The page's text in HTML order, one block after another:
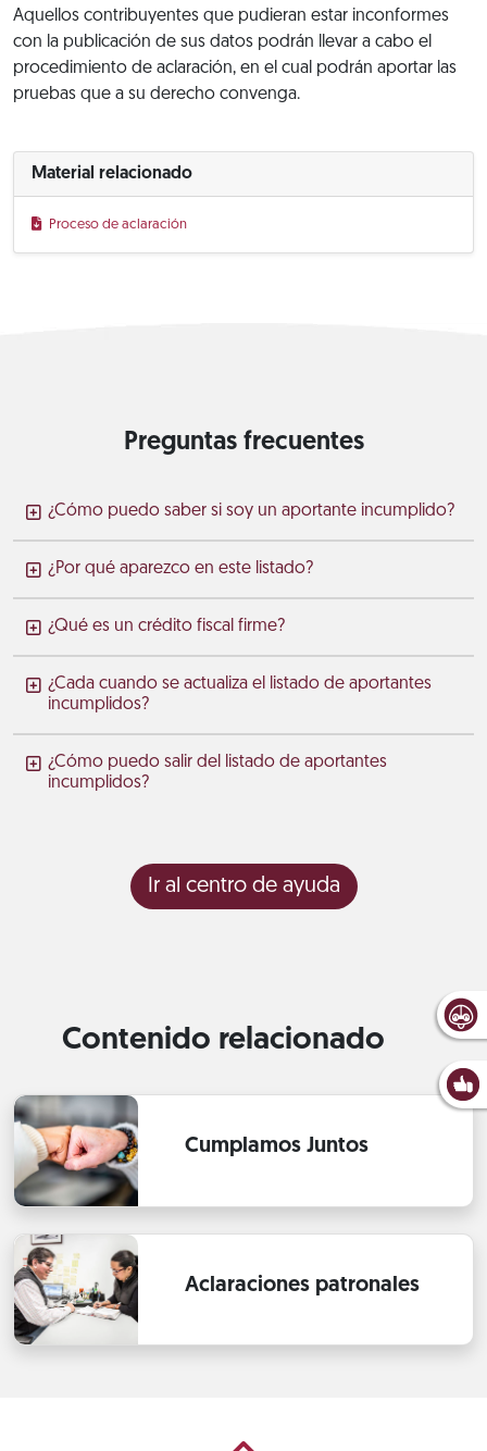
Aquellos contribuyentes que pudieran estar inconformes
con la publicación de sus datos podrán llevar a cabo el
procedimiento de aclaración, en el cual podrán aportar las
pruebas que a su derecho convenga.
Material relacionado
Proceso de aclaración
Preguntas frecuentes
¿Cómo puedo saber si soy un aportante incumplido?
¿Por qué aparezco en este listado?
¿Qué es un crédito fiscal firme?
¿Cada cuando se actualiza el listado de aportantes
incumplidos?
¿Cómo puedo salir del listado de aportantes
incumplidos?
Ir al centro de ayuda
Contenido relacionado
Cumplamos Juntos
Aclaraciones patronales